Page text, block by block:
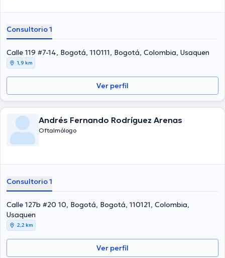
Consultorio 1
Calle 119 #7-14, Bogotá, 110111, Bogotá, Colombia, Usaquen
1,9 km
Ver perfil
Andrés Fernando Rodríguez Arenas
Oftalmólogo
Consultorio 1
Calle 127b #20 10, Bogotá, Bogotá, 110121, Colombia,
Usaquen
2,2 km
Ver perfil